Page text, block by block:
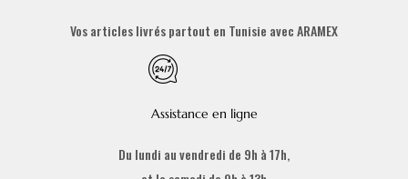
Vos articles livrés partout en Tunisie avec ARAMEX
Assistance en ligne
Du lundi au vendredi de 9h à 17h,